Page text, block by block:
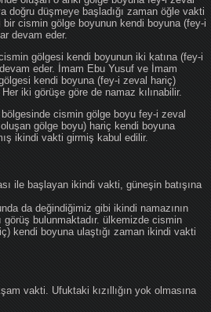
doğru düşmeye başladığı zaman öğle vakti
cismin gölge boyunun kendi boyuna (fey-i
devam eder.
gölgesi kendi boyunun iki katına (fey-i
eder. İmam Ebu Yusuf ve İmam
kendi boyuna (fey-i zeval hariç)
iki görüşe göre de namaz kılınabilir.
cismin gölge boyu fey-i zeval
gölge boyu) hariç kendi boyuna
ikindi vakti girmiş kabul edilir.
ile başlayan ikindi vakti, güneşin batışına
da değindiğimiz gibi ikindi namazının
görüş bulunmaktadır. ülkemizde cismin
kendi boyuna ulaştığı zaman ikindi vakti
vakti. Ufuktaki kızıllığın yok olmasına